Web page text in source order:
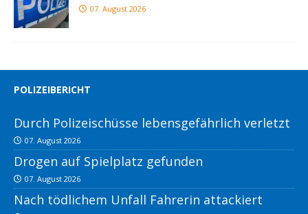
07. August 2026
POLIZEIBERICHT
Durch Polizeischüsse lebensgefährlich verletzt
07. August 2026
Drogen auf Spielplatz gefunden
07. August 2026
Nach tödlichem Unfall Fahrerin attackiert